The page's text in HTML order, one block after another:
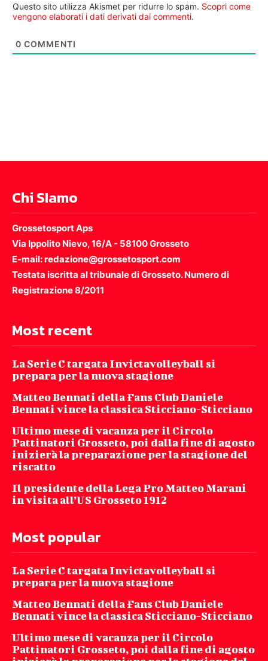
Questo sito utilizza Akismet per ridurre lo spam. Scopri come
vengono elaborati i dati derivati dai commenti.
0 COMMENTI
Chi SIamo
Grossetosport Aps
Via Ippolito Nievo, 16/A - 58100 Grosseto
E-mail: redazione@grossetosport.com
Testata iscritta al tribunale di Grosseto. Numero di
Registrazione 8/2011
Most recent
La Serie C targata Invictavolleyball si
prepara per la nuova stagione
Matteo Bennati della Fans Club Daniele
Bennati vince la classica Sticciano-Sticciano
Ultimo mese di vacanza per il Circolo
Pattinatori Grosseto, poi dalla fine di agosto
inizierà la preparazione per la stagione del
riscatto
Il presidente della Lega Pro Matteo Marani
in visita all’US Grosseto 1912
Most popular
La Serie C targata Invictavolleyball si
prepara per la nuova stagione
Matteo Bennati della Fans Club Daniele
Bennati vince la classica Sticciano-Sticciano
Ultimo mese di vacanza per il Circolo
Pattinatori Grosseto, poi dalla fine di agosto